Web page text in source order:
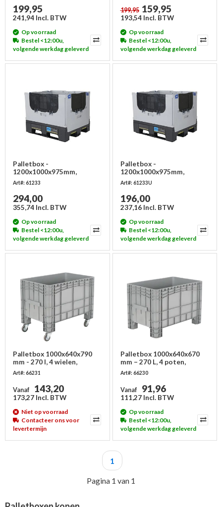
199,95
241,94 Incl. BTW
Op voorraad
Bestel <12:00u,
volgende werkdag geleverd
199,95 159,95
193,54 Incl. BTW
Op voorraad
Bestel <12:00u,
volgende werkdag geleverd
Palletbox -
1200x1000x975mm,
opvouwbaar
Art#: 61233
294,00
355,74 Incl. BTW
Op voorraad
Bestel <12:00u,
volgende werkdag geleverd
Palletbox -
1200x1000x975mm,
opvouwbaar, gebruikt
Art#: 61233U
196,00
237,16 Incl. BTW
Op voorraad
Bestel <12:00u,
volgende werkdag geleverd
Palletbox 1000x640x790
mm - 270 l, 4 wielen,
gesloten
Art#: 66231
Vanaf 143,20
173,27 Incl. BTW
Niet op voorraad
Contacteer ons voor
levertermijn
Palletbox 1000x640x670
mm – 270 L, 4 poten,
gesloten
Art#: 66230
Vanaf 91,96
111,27 Incl. BTW
Op voorraad
Bestel <12:00u,
volgende werkdag geleverd
Pagina 1 van 1
1